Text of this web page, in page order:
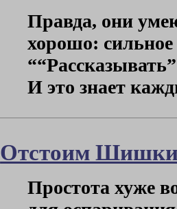
Правда, они
хорошо: сильное
И это знает
Отстоим
Простота хуже